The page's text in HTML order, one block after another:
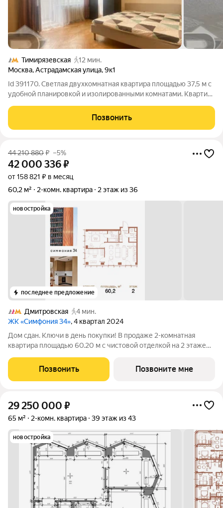
Тимирязевская
12 мин.
Москва,Астрадамская улица,9к1
Id 391170. Светлая двухкомнатная квартира площадью 37,5 м с
удобной планировкой и изолированными комнатами. Квартира
это отсутствие соседей сверху, больше тишины и красивые
панорамные виды из
Позвонить
44 210 880₽ –5%
42 000 336₽
от 158 821 ₽ в месяц
60,2 м²
2-комн. квартира 2 этаж из 36
новостройка
последнее предложение
Дмитровская
4 мин.
ЖК «Симфония 34», 4 квартал 2024
Дом сдан. Ключи в день покупки! В продаже 2-комнатная
квартира площадью 60.20 м с чистовой отделкой на 2 этаже
концептуально новый жилой комплекс премиум-класса с
подземной парковкой, состоит из
Позвонить Позвоните мне
29 250 000 ₽
65 м² 2-комн. квартира 39 этаж из 43
новостройка